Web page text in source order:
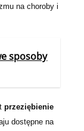
na choroby i
sposoby
przeziębienie
dostępne na